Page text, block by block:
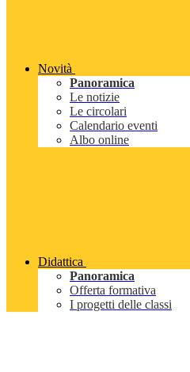
Novità
Panoramica
Le notizie
Le circolari
Calendario eventi
Albo online
Didattica
Panoramica
Offerta formativa
I progetti delle classi